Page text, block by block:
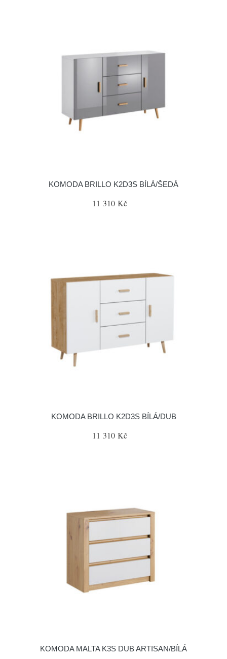
KOMODA BRILLO K2D3S BÍLÁ/ŠEDÁ
11 310 Kč
KOMODA BRILLO K2D3S BÍLÁ/DUB
11 310 Kč
KOMODA MALTA K3S DUB ARTISAN/BÍLÁ